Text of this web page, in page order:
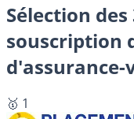
Sélection
souscription
d'assurance-
🥇 1